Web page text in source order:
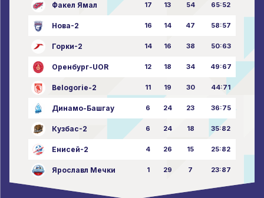
Факел Ямал 17 13 54 65:52
Нова-2 16 14 47 58:57
Горки-2 14 16 38 50:63
Оренбург-UOR 12 18 34 49:67
Belogorie-2 11 19 30 44:71
Динамо-Башгау 6 24 23 36:75
Кузбас-2 6 24 18 35:82
Енисей-2 4 26 15 25:82
Ярославл Мечки 1 29 7 23:87